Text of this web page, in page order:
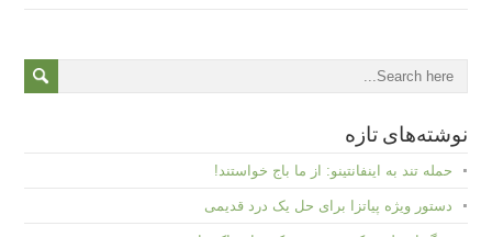
نوشته‌های تازه
حمله تند به اینفانتینو: از ما باج خواستند!
دستور ویژه پیاتزا برای حل یک درد قدیمی